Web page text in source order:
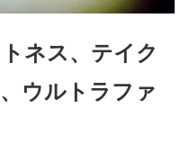
ネス、テイク
ウルトラファ